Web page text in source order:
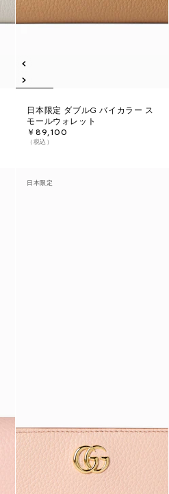
日本限定 ダブルG バイカラー ス
モールウォレット
￥89,100
（税込）
日本限定